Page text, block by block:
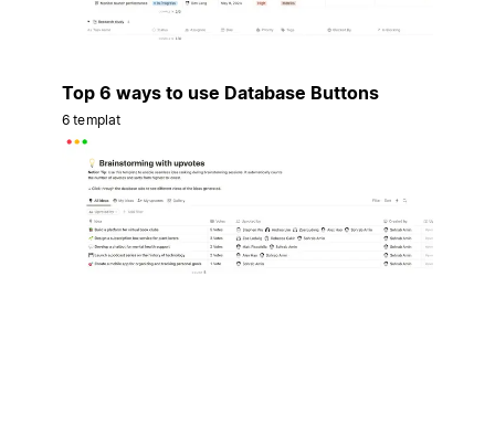
Top 6 ways to use Database Buttons
6 templat